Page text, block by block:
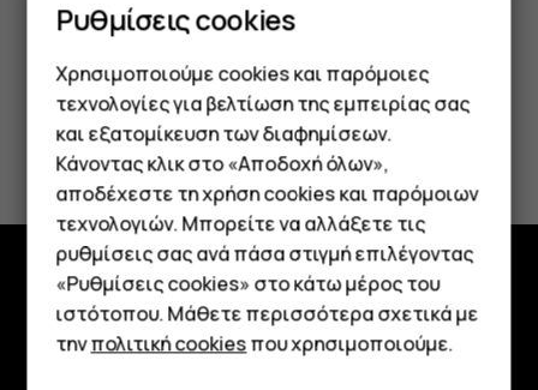
Smartphone
Τηλέφωνα απλής χρήσης
Tablet
Το βρήκατε χρήσιμο;
Ναι Όχι
Εξερευνήστε
Πληροφορίες
Ρυθμίσεις cookies
Χρησιμοποιούμε cookies και παρόμοιες
τεχνολογίες για βελτίωση της εμπειρίας σας
και εξατομίκευση των διαφημίσεων.
Κάνοντας κλικ στο «Αποδοχή όλων»,
αποδέχεστε τη χρήση cookies και παρόμοιων
τεχνολογιών. Μπορείτε να αλλάξετε τις
ρυθμίσεις σας ανά πάσα στιγμή επιλέγοντας
«Ρυθμίσεις cookies» στο κάτω μέρος του
ιστότοπου. Μάθετε περισσότερα σχετικά με
τηνπολιτική cookiesπου χρησιμοποιούμε.